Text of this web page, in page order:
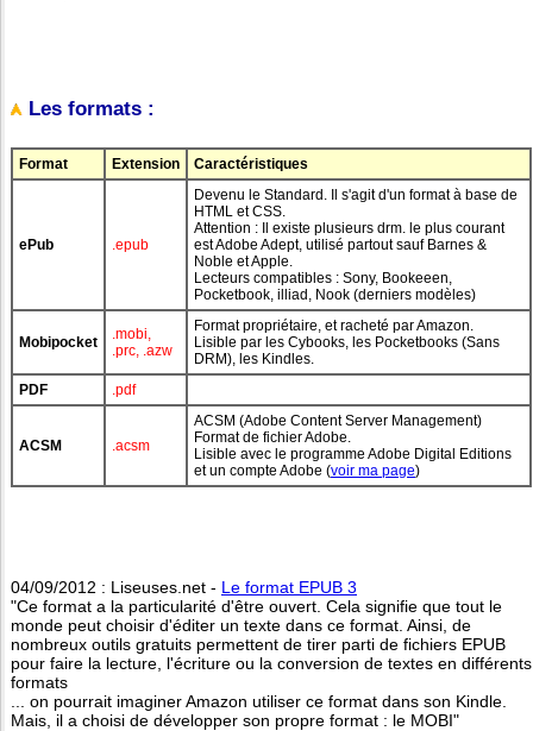
Les formats :
Format Extension Caractéristiques
ePub .epub
Devenu le Standard. Il s'agit d'un format à base de
HTML et CSS.
Attention : Il existe plusieurs drm. le plus courant
est Adobe Adept, utilisé partout sauf Barnes &
Noble et Apple.
Lecteurs compatibles : Sony, Bookeeen,
Pocketbook, illiad, Nook (derniers modèles)
Mobipocket
.mobi,
.prc, .azw
Format propriétaire, et racheté par Amazon.
Lisible par les Cybooks, les Pocketbooks (Sans
DRM), les Kindles.
PDF
.pdf
ACSM .acsm
ACSM (Adobe Content Server Management)
Format de fichier Adobe.
Lisible avec le programme Adobe Digital Editions
et un compte Adobe (voir ma page)
04/09/2012 : Liseuses.net - Le format EPUB 3
"Ce format a la particularité d'être ouvert. Cela signifie que tout le
monde peut choisir d'éditer un texte dans ce format. Ainsi, de
nombreux outils gratuits permettent de tirer parti de fichiers EPUB
pour faire la lecture, l'écriture ou la conversion de textes en différents
formats
... on pourrait imaginer Amazon utiliser ce format dans son Kindle.
Mais, il a choisi de développer son propre format : le MOBI"